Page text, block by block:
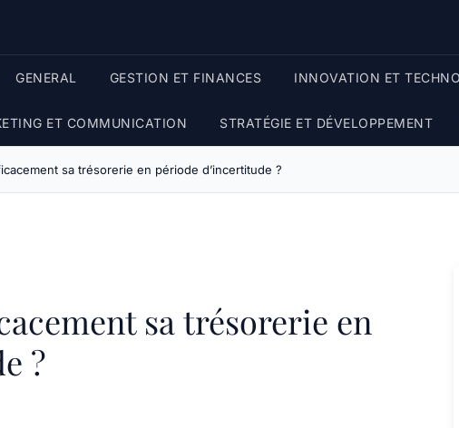
GENERAL GESTION ET FINANCES INNOVATION ET
ET COMMUNICATION STRATÉGIE ET DÉVELOPPEMENT
sa trésorerie en période d’incertitude ?
sa trésorerie en
?